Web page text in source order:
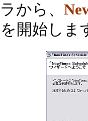
から、
開始しま